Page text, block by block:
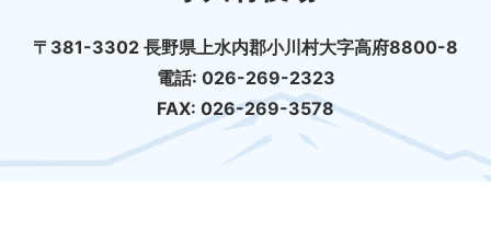
〒381-3302 長野県上水内郡小川村大字高府8800-8
電話: 026-269-2323
FAX: 026-269-3578